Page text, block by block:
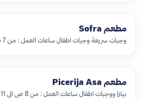
مطعم Sofra
وجبات سريعة وجبات اطفال ساعات العمل : من 7 ص الى 10 م…
مطعم Picerija Asa
بيتزا ووجبات اطفال ساعات العمل : من 8 ص الى 11 م…